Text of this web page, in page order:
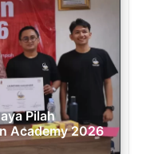
Pilah
Academy 2026